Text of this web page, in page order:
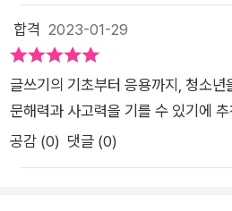
합격 2023-01-29
글쓰기의 기초부터 응용까지, 청소
문해력과 사고력을 기를 수 있기에
공감 (0) 댓글 (0)